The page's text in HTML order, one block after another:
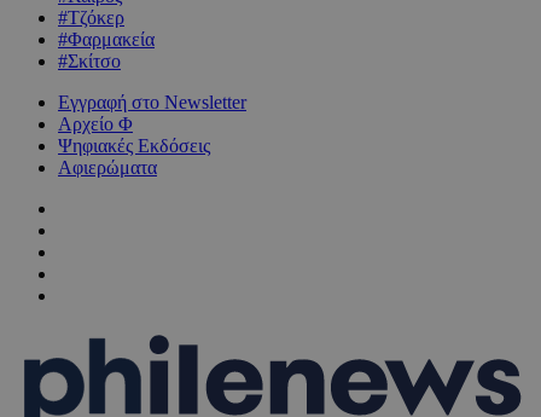
#Τζόκερ
#Φαρμακεία
#Σκίτσο
Εγγραφή στο Newsletter
Αρχείο Φ
Ψηφιακές Εκδόσεις
Αφιερώματα